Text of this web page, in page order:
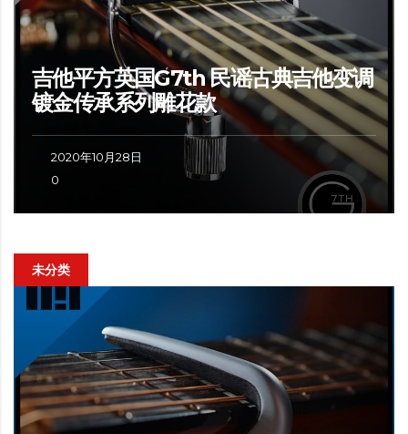
吉他平方英国G7th 民谣古典吉他变调
镀金传承系列雕花款
2020年10月28日
0
未分类